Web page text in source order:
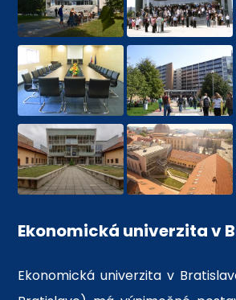
Ekonomická univerzita v
Ekonomická univerzita v